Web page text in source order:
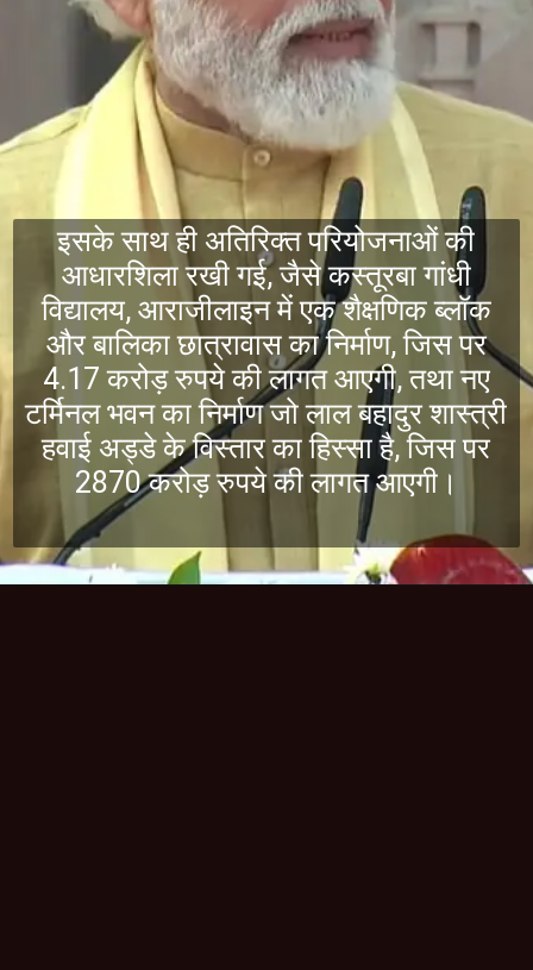
इसके साथ ही अतिरिक्त परियोजनाओं की
आधारशिला रखी गई, जैसे कस्तूरबा गांधी
विद्यालय, आराजीलाइन में एक शैक्षणिक ब्लॉक
और बालिका छात्रावास का निर्माण, जिस पर
4.17 करोड़ रुपये की लागत आएगी, तथा नए
टर्मिनल भवन का निर्माण जो लाल बहादुर शास्त्री
हवाई अड्डे के विस्तार का हिस्सा है, जिस पर
2870 करोड़ रुपये की लागत आएगी।